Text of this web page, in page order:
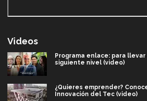
Videos
Programa enlace: para
siguiente nivel (video)
¿Quieres emprender?
Innovación del Tec (video)